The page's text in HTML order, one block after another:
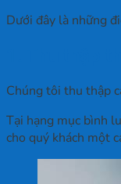
Dưới đây là những
Chúng tôi thu thập
Tại hạng mục bình
cho quý khách một